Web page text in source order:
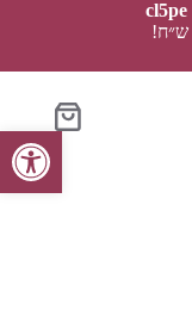
פתח סרגל נגישות
סל
הקניות